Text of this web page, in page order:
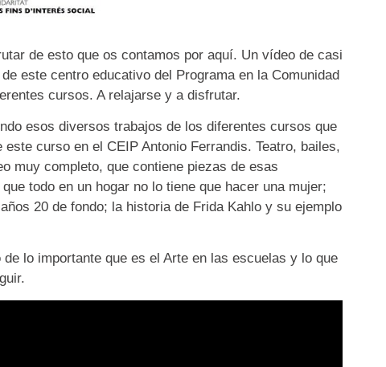
de esto que os contamos por aquí. Un vídeo de casi
este centro educativo del Programa en la Comunidad
cursos. A relajarse y a disfrutar.
esos diversos trabajos de los diferentes cursos que
curso en el CEIP Antonio Ferrandis. Teatro, bailes,
muy completo, que contiene piezas de esas
todo en un hogar no lo tiene que hacer una mujer;
20 de fondo; la historia de Frida Kahlo y su ejemplo
lo importante que es el Arte en las escuelas y lo que